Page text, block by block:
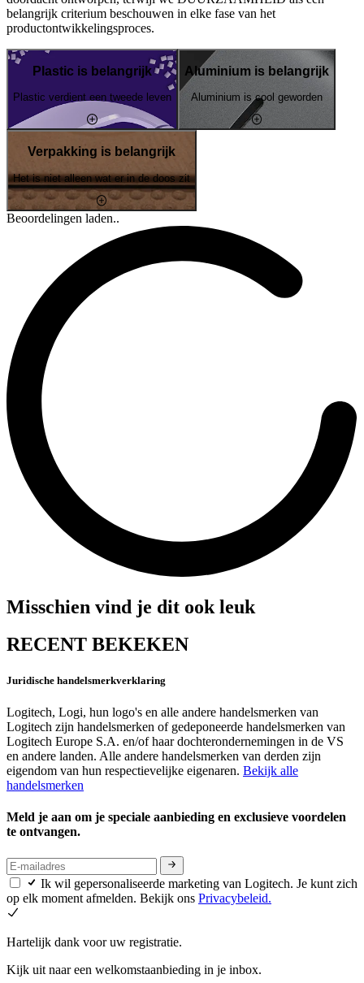
belangrijk criterium beschouwen in elke fase van het
productontwikkelingsproces.
Plastic is belangrijk
Plastic verdient een tweede leven
Aluminium is belangrijk
Aluminium is cool geworden
Verpakking is belangrijk
Het is niet alleen wat er in de doos zit
Beoordelingen laden..
Misschien vind je dit ook leuk
RECENT BEKEKEN
Juridische handelsmerkverklaring
Logitech, Logi, hun logo's en alle andere handelsmerken van
Logitech zijn handelsmerken of gedeponeerde handelsmerken van
Logitech Europe S.A. en/of haar dochterondernemingen in de VS
en andere landen. Alle andere handelsmerken van derden zijn
eigendom van hun respectievelijke eigenaren. Bekijk alle
handelsmerken
Meld je aan om je speciale aanbieding en exclusieve voordelen
te ontvangen.
Ik wil gepersonaliseerde marketing van Logitech. Je kunt zich
op elk moment afmelden. Bekijk ons Privacybeleid.
Hartelijk dank voor uw registratie.
Kijk uit naar een welkomstaanbieding in je inbox.